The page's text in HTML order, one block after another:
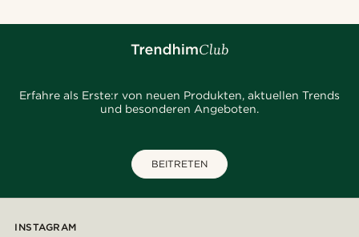
Erfahre als Erste:r von neuen Produkten, aktuellen Trends
und besonderen Angeboten.
BEITRETEN
INSTAGRAM